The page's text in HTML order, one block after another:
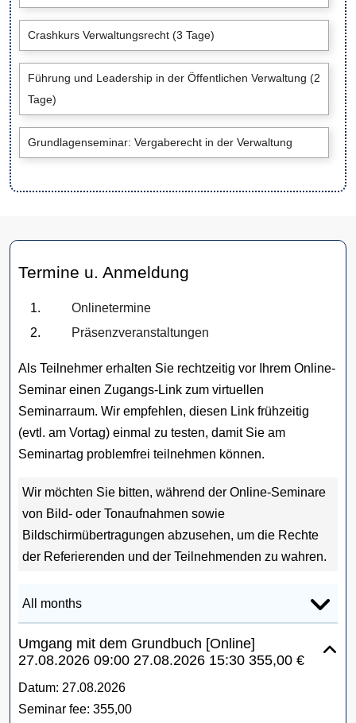
Crashkurs Verwaltungsrecht (3 Tage)
Führung und Leadership in der Öffentlichen Verwaltung (2
Tage)
Grundlagenseminar: Vergaberecht in der Verwaltung
Termine u. Anmeldung
Onlinetermine
Präsenzveranstaltungen
Als Teilnehmer erhalten Sie rechtzeitig vor Ihrem Online-
Seminar einen Zugangs-Link zum virtuellen
Seminarraum. Wir empfehlen, diesen Link frühzeitig
(evtl. am Vortag) einmal zu testen, damit Sie am
Seminartag problemfrei teilnehmen können.
Wir möchten Sie bitten, während der Online-Seminare
von Bild- oder Tonaufnahmen sowie
Bildschirmübertragungen abzusehen, um die Rechte
der Referierenden und der Teilnehmenden zu wahren.
Umgang mit dem Grundbuch [Online]
27.08.2026 09:00 27.08.2026 15:30 355,00 €
Datum: 27.08.2026
Seminar fee: 355,00